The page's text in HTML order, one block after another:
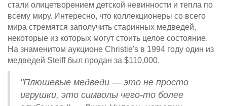
стали олицетворением детской невинности и тепла по
всему миру. Интересно, что коллекционеры со всего
мира стремятся заполучить старинных медведей,
некоторые из которых могут стоить целое состояние.
На знаменитом аукционе Christie's в 1994 году один из
медведей Steiff был продан за $110,000.
"Плюшевые медведи — это не просто
игрушки, это символы чего-то более